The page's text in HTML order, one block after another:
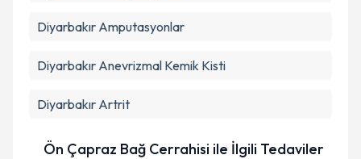
Diyarbakır Amputasyonlar
Diyarbakır Anevrizmal Kemik Kisti
Diyarbakır Artrit
Ön Çapraz Bağ Cerrahisi ile İlgili Tedaviler